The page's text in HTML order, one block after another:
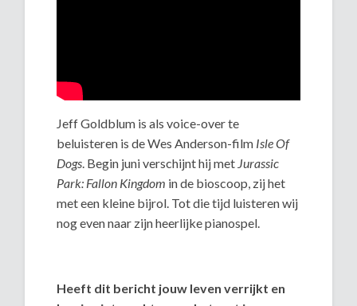
Jeff Goldblum is als voice-over te
beluisteren is de Wes Anderson-film Isle Of
Dogs. Begin juni verschijnt hij met Jurassic
Park: Fallon Kingdom in de bioscoop, zij het
met een kleine bijrol. Tot die tijd luisteren wij
nog even naar zijn heerlijke pianospel.
Heeft dit bericht jouw leven verrijkt en